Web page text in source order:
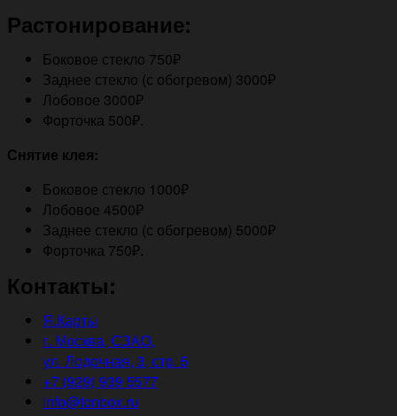
Растонирование:
Боковое стекло 750₽
Заднее стекло (с обогревом) 3000₽
Лобовое 3000₽
Форточка 500₽.
Снятие клея:
Боковое стекло 1000₽
Лобовое 4500₽
Заднее стекло (с обогревом) 5000₽
Форточка 750₽.
Контакты:
Я.Карты
г. Москва, СЗАО,
ул. Лодочная, 3, стр. 5
+7 (929) 939 5577
info@tonbox.ru